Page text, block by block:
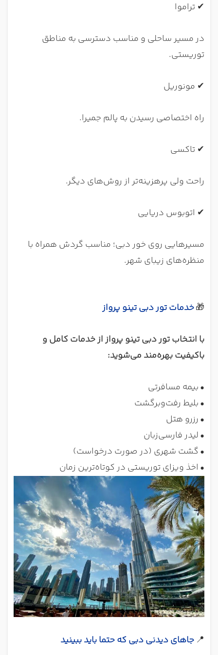
✔ تراموا
در مسیر ساحلی و مناسب دسترسی به مناطق
توریستی.
✔ مونوریل
راه اختصاصی رسیدن به پالم جمیرا.
✔ تاکسی
راحت ولی پرهزینه‌تر از روش‌های دیگر.
✔ اتوبوس دریایی
مسیرهایی روی خور دبی؛ مناسب گردش همراه با
منظره‌های زیبای شهر.
🎁خدمات تور دبی تینو پرواز
با انتخاب تور دبی تینو پرواز از خدمات کامل و
باکیفیت بهره‌مند می‌شوید:
•بیمه مسافرتی
•بلیط رفت‌وبرگشت
• رزرو هتل
•لیدر فارسی‌زبان
•گشت شهری (در صورت درخواست)
• اخذ ویزای توریستی در کوتاه‌ترین زمان
📍 جاهای دیدنی دبی که حتما باید ببینید